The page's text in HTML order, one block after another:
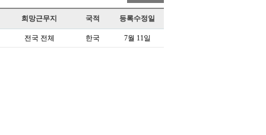
희망근무지 국적 등록수정일
전국 전체 한국 7월 11일